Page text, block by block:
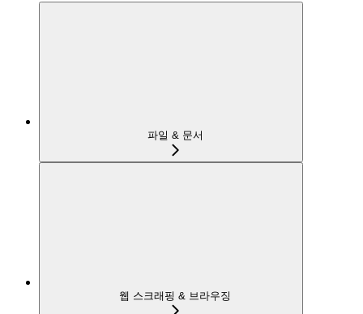
파일 & 문서
웹 스크래핑 & 브라우징